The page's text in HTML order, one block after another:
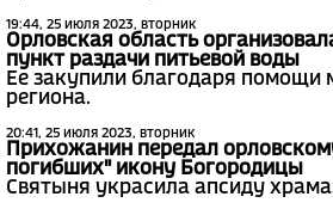
19:44, 25 июля 2023, вторник
Орловская область
пункт раздачи питьевой воды
Ее закупили благодаря помощи
региона.
20:41, 25 июля 2023, вторник
Прихожанин передал
погибших" икону Богородицы
Святыня украсила апсиду